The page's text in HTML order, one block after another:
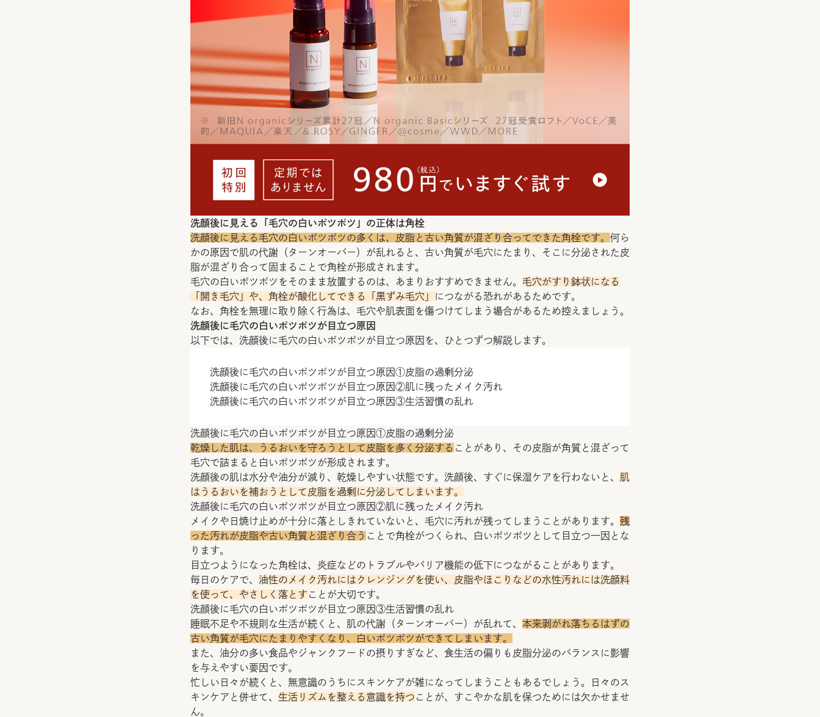
洗顔後に見える「毛穴の白いポツポツ」の正体は角栓
洗顔後に見える毛穴の白いポツポツの多くは、皮脂と古い角質が混ざり合ってできた角栓です。 何ら
かの原因で肌の代謝（ターンオーバー）が乱れると、古い角質が毛穴にたまり、そこに分泌された皮
脂が混ざり合って固まることで角栓が形成されます。
毛穴の白いポツポツをそのまま放置するのは、あまりおすすめできません。 毛穴がすり鉢状になる
「開き毛穴」や、角栓が酸化してできる「黒ずみ毛穴」
につながる恐れがあるためです。
なお、角栓を無理に取り除く行為は、毛穴や肌表面を傷つけてしまう場合があるため控えましょう。
洗顔後に毛穴の白いポツポツが目立つ原因
以下では、洗顔後に毛穴の白いポツポツが目立つ原因を、ひとつずつ解説します。
洗顔後に毛穴の白いポツポツが目立つ原因①皮脂の過剰分泌
洗顔後に毛穴の白いポツポツが目立つ原因②肌に残ったメイク汚れ
洗顔後に毛穴の白いポツポツが目立つ原因③生活習慣の乱れ
洗顔後に毛穴の白いポツポツが目立つ原因①皮脂の過剰分泌
乾燥した肌は、うるおいを守ろうとして皮脂を多く分泌する ことがあり、その皮脂が角質と混ざって
毛穴で詰まると白いポツポツが形成されます。
洗顔後の肌は水分や油分が減り、乾燥しやすい状態です。洗顔後、すぐに保湿ケアを行わないと、 肌
はうるおいを補おうとして皮脂を過剰に分泌してしまいます。
洗顔後に毛穴の白いポツポツが目立つ原因②肌に残ったメイク汚れ
メイクや日焼け止めが十分に落としきれていないと、毛穴に汚れが残ってしまうことがあります。 残
った汚れが皮脂や古い角質と混ざり合う ことで角栓がつくられ、白いポツポツとして目立つ一因とな
ります。
目立つようになった角栓は、炎症などのトラブルやバリア機能の低下につながることがあります。
毎日のケアで、 油性のメイク汚れにはクレンジングを使い、皮脂やほこりなどの水性汚れには洗顔料
を使って、やさしく落とす ことが大切です。
洗顔後に毛穴の白いポツポツが目立つ原因③生活習慣の乱れ
睡眠不足や不規則な生活が続くと、肌の代謝（ターンオーバー）が乱れて、 本来剥がれ落ちるはずの
古い角質が毛穴にたまりやすくなり、白いポツポツができてしまいます。
また、油分の多い食品やジャンクフードの摂りすぎなど、食生活の偏りも皮脂分泌のバランスに影響
を与えやすい要因です。
忙しい日々が続くと、無意識のうちにスキンケアが雑になってしまうこともあるでしょう。日々のス
キンケアと併せて、 生活リズムを整える意識を持つ ことが、すこやかな肌を保つためには欠かせませ
ん。